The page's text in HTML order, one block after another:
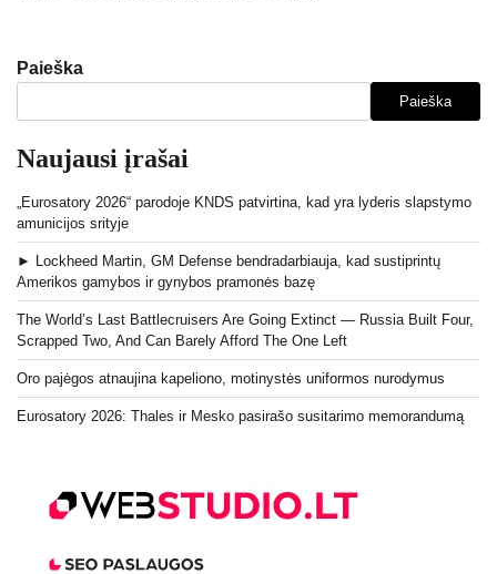
Paieška
Paieška
Naujausi įrašai
„Eurosatory 2026“ parodoje KNDS patvirtina, kad yra lyderis slapstymo
amunicijos srityje
► Lockheed Martin, GM Defense bendradarbiauja, kad sustiprintų
Amerikos gamybos ir gynybos pramonės bazę
The World’s Last Battlecruisers Are Going Extinct — Russia Built Four,
Scrapped Two, And Can Barely Afford The One Left
Oro pajėgos atnaujina kapeliono, motinystės uniformos nurodymus
Eurosatory 2026: Thales ir Mesko pasirašo susitarimo memorandumą